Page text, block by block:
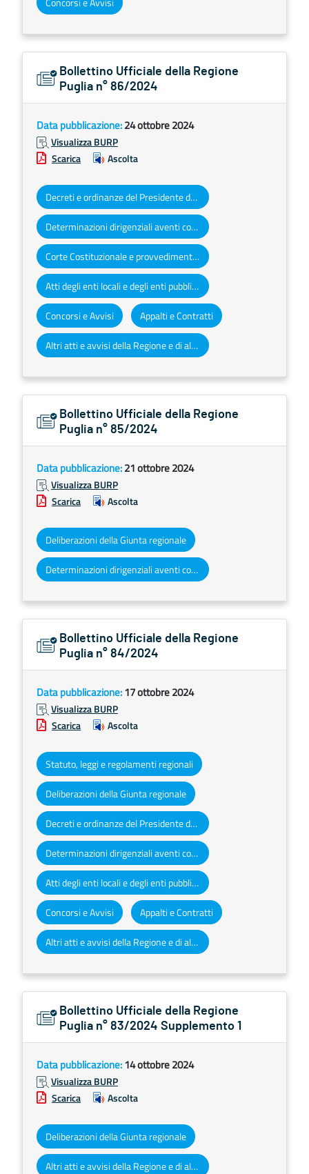
Bollettino Ufficiale della Regione
Puglia n° 86/2024
Data pubblicazione:24 ottobre 2024
Visualizza BURP
Scarica
Ascolta
Decreti e ordinanze del Presidente della Giunta regionale
Determinazioni dirigenziali aventi contenuto di interesse generale
Corte Costituzionale e provvedimenti organi giurisdizionali
Atti degli enti locali e degli enti pubblici e privati
Concorsi e Avvisi Appalti e Contratti
Altri atti e avvisi della Regione e di altri enti pubblici che interessano la collettività regionale
Bollettino Ufficiale della Regione
Puglia n° 85/2024
Data pubblicazione:21 ottobre 2024
Visualizza BURP
Scarica
Ascolta
Deliberazioni della Giunta regionale
Determinazioni dirigenziali aventi contenuto di interesse generale
Bollettino Ufficiale della Regione
Puglia n° 84/2024
Data pubblicazione:17 ottobre 2024
Visualizza BURP
Scarica
Ascolta
Statuto, leggi e regolamenti regionali
Deliberazioni della Giunta regionale
Decreti e ordinanze del Presidente della Giunta regionale
Determinazioni dirigenziali aventi contenuto di interesse generale
Atti degli enti locali e degli enti pubblici e privati
Concorsi e Avvisi Appalti e Contratti
Altri atti e avvisi della Regione e di altri enti pubblici che interessano la collettività regionale
Bollettino Ufficiale della Regione
Puglia n° 83/2024 Supplemento 1
Data pubblicazione:14 ottobre 2024
Visualizza BURP
Scarica
Ascolta
Deliberazioni della Giunta regionale
Altri atti e avvisi della Regione e di altri enti pubblici che interessano la collettività regionale